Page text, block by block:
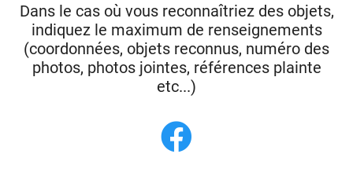
Dans le cas où vous reconnaîtriez des objets,
indiquez le maximum de renseignements
(coordonnées, objets reconnus, numéro des
photos, photos jointes, références plainte
etc...)